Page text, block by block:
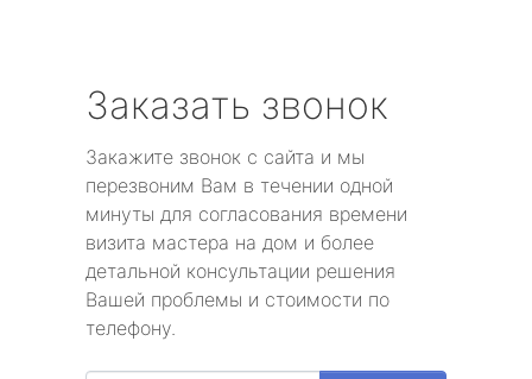
Заказать звонок
Закажите звонок с сайта и мы
перезвоним Вам в течении одной
минуты для согласования времени
визита мастера на дом и более
детальной консультации решения
Вашей проблемы и стоимости по
телефону.